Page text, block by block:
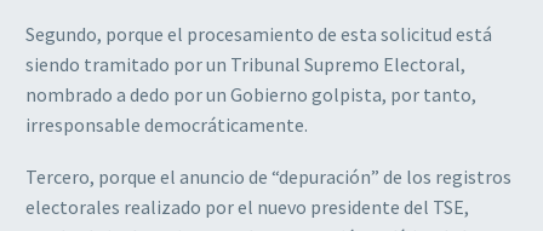
Segundo, porque el procesamiento de esta solicitud está
siendo tramitado por un Tribunal Supremo Electoral,
nombrado a dedo por un Gobierno golpista, por tanto,
irresponsable democráticamente.
Tercero, porque el anuncio de “depuración” de los registros
electorales realizado por el nuevo presidente del TSE,